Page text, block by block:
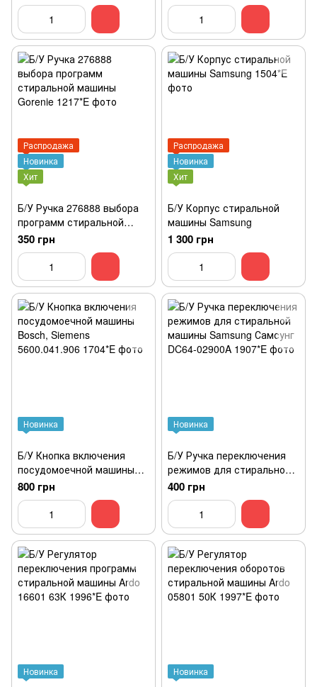
Распродажа
Новинка
Хит
Б/У Ручка 276888 выбора
программ стиральной
машины Gorenie
350 грн
Распродажа
Новинка
Хит
Б/У Корпус стиральной
машины Samsung
1 300 грн
Новинка
Б/У Кнопка включения
посудомоечной машины
Bosch, Siemens
5600.041.906
800 грн
Новинка
Б/У Ручка переключения
режимов для стиральной
машины Samsung Самсунг
DC64-02900A
400 грн
Новинка Новинка